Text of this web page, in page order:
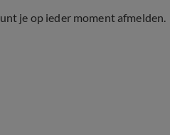
je op ieder moment afmelden.